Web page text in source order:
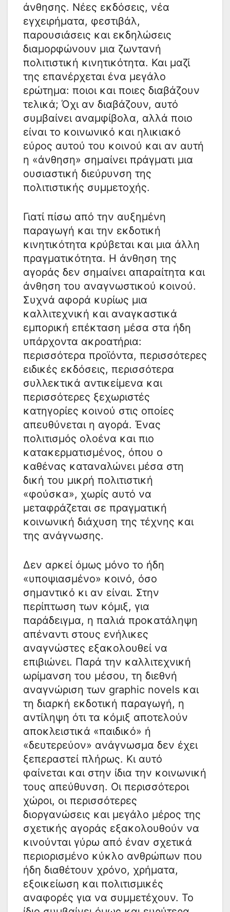
άνθησης. Νέες εκδόσεις, νέα
εγχειρήματα, φεστιβάλ,
παρουσιάσεις και εκδηλώσεις
διαμορφώνουν μια ζωντανή
πολιτιστική κινητικότητα. Και μαζί
της επανέρχεται ένα μεγάλο
ερώτημα: ποιοι και ποιες διαβάζουν
τελικά; Όχι αν διαβάζουν, αυτό
συμβαίνει αναμφίβολα, αλλά ποιο
είναι το κοινωνικό και ηλικιακό
εύρος αυτού του κοινού και αν αυτή
η «άνθηση» σημαίνει πράγματι μια
ουσιαστική διεύρυνση της
πολιτιστικής συμμετοχής.
Γιατί πίσω από την αυξημένη
παραγωγή και την εκδοτική
κινητικότητα κρύβεται και μια άλλη
πραγματικότητα. Η άνθηση της
αγοράς δεν σημαίνει απαραίτητα και
άνθηση του αναγνωστικού κοινού.
Συχνά αφορά κυρίως μια
καλλιτεχνική και αναγκαστικά
εμπορική επέκταση μέσα στα ήδη
υπάρχοντα ακροατήρια:
περισσότερα προϊόντα, περισσότερες
ειδικές εκδόσεις, περισσότερα
συλλεκτικά αντικείμενα και
περισσότερες ξεχωριστές
κατηγορίες κοινού στις οποίες
απευθύνεται η αγορά. Ένας
πολιτισμός ολοένα και πιο
κατακερματισμένος, όπου ο
καθένας καταναλώνει μέσα στη
δική του μικρή πολιτιστική
«φούσκα», χωρίς αυτό να
μεταφράζεται σε πραγματική
κοινωνική διάχυση της τέχνης και
της ανάγνωσης.
Δεν αρκεί όμως μόνο το ήδη
«υποψιασμένο» κοινό, όσο
σημαντικό κι αν είναι. Στην
περίπτωση των κόμιξ, για
παράδειγμα, η παλιά προκατάληψη
απέναντι στους ενήλικες
αναγνώστες εξακολουθεί να
επιβιώνει. Παρά την καλλιτεχνική
ωρίμανση του μέσου, τη διεθνή
αναγνώριση των graphic novels και
τη διαρκή εκδοτική παραγωγή, η
αντίληψη ότι τα κόμιξ αποτελούν
αποκλειστικά «παιδικό» ή
«δευτερεύον» ανάγνωσμα δεν έχει
ξεπεραστεί πλήρως. Κι αυτό
φαίνεται και στην ίδια την κοινωνική
τους απεύθυνση. Οι περισσότεροι
χώροι, οι περισσότερες
διοργανώσεις και μεγάλο μέρος της
σχετικής αγοράς εξακολουθούν να
κινούνται γύρω από έναν σχετικά
περιορισμένο κύκλο ανθρώπων που
ήδη διαθέτουν χρόνο, χρήματα,
εξοικείωση και πολιτισμικές
αναφορές για να συμμετέχουν. Το